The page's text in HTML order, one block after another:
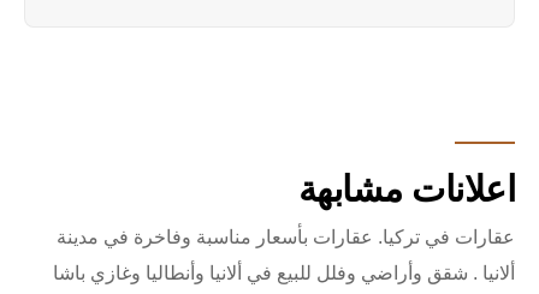
اعلانات مشابهة
عقارات في تركيا. عقارات بأسعار مناسبة وفاخرة في مدينة
ألانيا . شقق وأراضي وفلل للبيع في ألانيا وأنطاليا وغازي باشا